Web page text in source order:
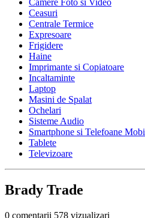
Camere Foto si Video
Ceasuri
Centrale Termice
Expresoare
Frigidere
Haine
Imprimante si Copiatoare
Incaltaminte
Laptop
Masini de Spalat
Ochelari
Sisteme Audio
Smartphone si Telefoane
Tablete
Televizoare
Brady Trade
0 comentarii 578 vizualizari